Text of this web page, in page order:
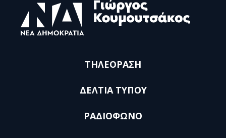
ΤΗΛΕΟΡΑΣΗ
ΔΕΛΤΙΑ ΤΥΠΟΥ
ΡΑΔΙΟΦΩΝΟ